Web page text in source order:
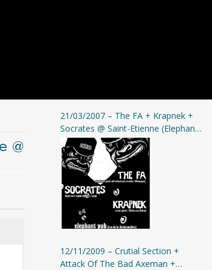
@
21/03/2007 – The FA + Krapnek +
Socrates @ Saint-Etienne (Elephant
Pub)
12/11/2009 – Crutial Section +
Attack Of The Bad Axeman +